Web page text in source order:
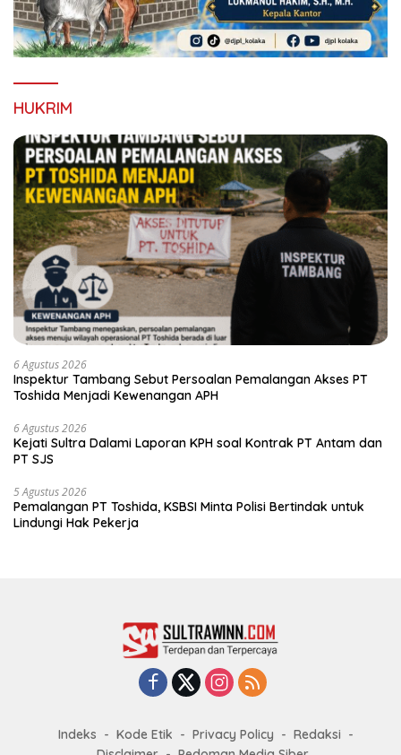
HUKRIM
6 Agustus 2026
Inspektur Tambang Sebut Persoalan Pemalangan Akses PT
Toshida Menjadi Kewenangan APH
6 Agustus 2026
Kejati Sultra Dalami Laporan KPH soal Kontrak PT Antam dan
PT SJS
5 Agustus 2026
Pemalangan PT Toshida, KSBSI Minta Polisi Bertindak untuk
Lindungi Hak Pekerja
Indeks Kode Etik Privacy Policy
Redaksi